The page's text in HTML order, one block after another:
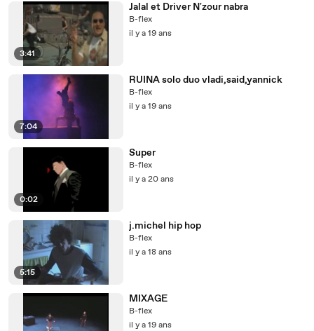
3:41
Jalal et Driver N'zour nabra
B-flex
il y a 19 ans
7:04
RUINA solo duo vladi,said,yannick
B-flex
il y a 19 ans
0:02
Super
B-flex
il y a 20 ans
5:15
j.michel hip hop
B-flex
il y a 18 ans
MIXAGE
B-flex
il y a 19 ans